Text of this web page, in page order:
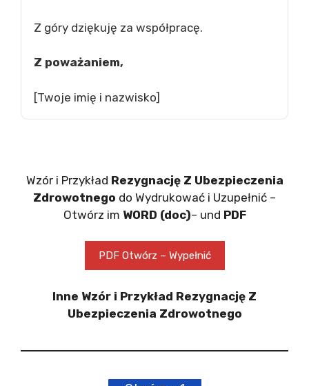
Z góry dziękuję za współpracę.
Z poważaniem,
[Twoje imię i nazwisko]
Wzór i Przykład Rezygnację Z Ubezpieczenia
Zdrowotnego do Wydrukować i Uzupełnić –
Otwórz im WORD (doc)– und PDF
PDF Otwórz – Wypełnić
Inne Wzór i Przykład Rezygnację Z
Ubezpieczenia Zdrowotnego